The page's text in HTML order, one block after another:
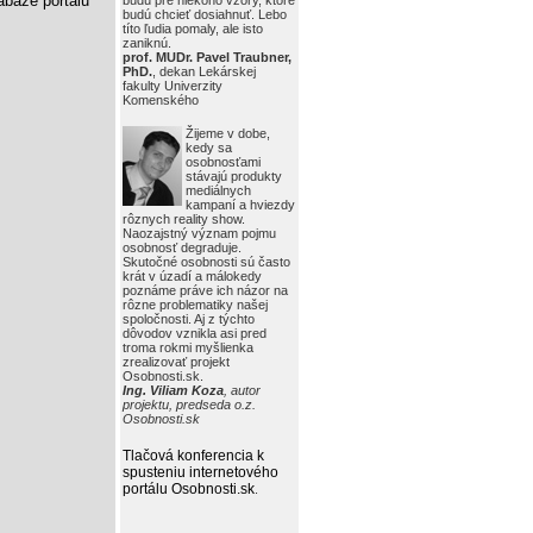
budú chcieť dosiahnuť. Lebo
títo ľudia pomaly, ale isto
zaniknú.
prof. MUDr. Pavel Traubner,
PhD. , dekan Lekárskej
fakulty Univerzity
Komenského
Žijeme v dobe,
kedy sa
osobnosťami
stávajú produkty
mediálnych
kampaní a hviezdy
rôznych reality show.
Naozajstný význam pojmu
osobnosť degraduje.
Skutočné osobnosti sú často
krát v úzadí a málokedy
poznáme práve ich názor na
rôzne problematiky našej
spoločnosti. Aj z týchto
dôvodov vznikla asi pred
troma rokmi myšlienka
zrealizovať projekt
Osobnosti.sk.
Ing. Viliam Koza , autor
projektu, predseda o.z.
Osobnosti.sk
Tlačová konferencia k
spusteniu internetového
portálu Osobnosti.sk